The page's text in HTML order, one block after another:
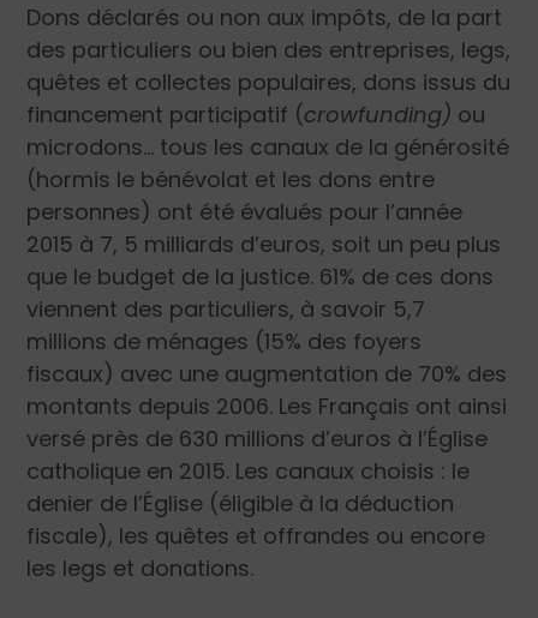
Dons déclarés ou non aux impôts, de la part
des particuliers ou bien des entreprises, legs,
quêtes et collectes populaires, dons issus du
financement participatif (crowfunding) ou
micro­dons… tous les canaux de la générosité
(hormis le bénévolat et les dons entre
personnes) ont été évalués pour l’année
2015 à 7, 5 milliards d’euros, soit un peu plus
que le budget de la justice. 61% de ces dons
viennent des particuliers, à savoir 5,7
millions de ménages (15% des foyers
fiscaux) avec une augmentation de 70% des
montants depuis 2006. Les Français ont ainsi
versé près de 630 millions d’euros à l’Église
catholique en 2015. Les canaux choisis : le
denier de l’Église (éligible à la déduction
fiscale), les quêtes et offrandes ou encore
les legs et donations.